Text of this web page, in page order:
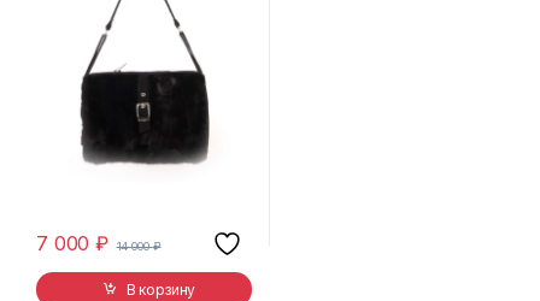
7 000₽ 14 000₽
В корзину